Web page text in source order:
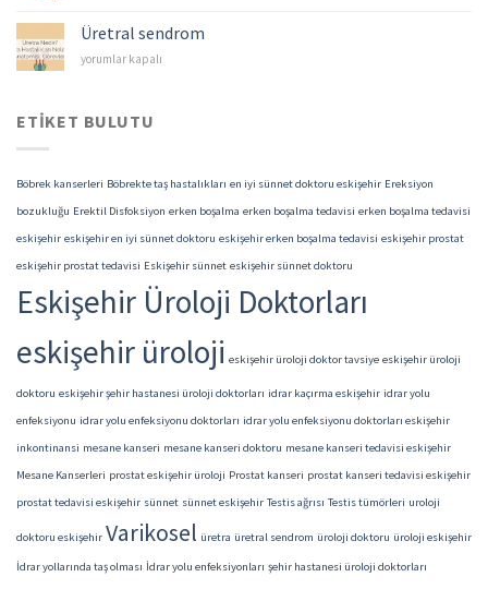
hastanesi
üroloji
doktorları
Üretral sendrom
Üretral
yorumlar kapalı
ETIKET BULUTU
Böbrek kanserleri Böbrekte taş hastalıkları en iyi sünnet doktoru eskişehir Ereksiyon
bozukluğu Erektil Disfoksiyon erken boşalma erken boşalma tedavisi erken boşalma tedavisi
eskişehir eskişehir en iyi sünnet doktoru eskişehir erken boşalma tedavisi eskişehir prostat
eskişehir prostat tedavisi Eskişehir sünnet eskişehir sünnet doktoru
Eskişehir Üroloji Doktorları
eskişehir üroloji eskişehir üroloji doktor tavsiye eskişehir üroloji
doktoru eskişehir şehir hastanesi üroloji doktorları idrar kaçırma eskişehir idrar yolu
enfeksiyonu idrar yolu enfeksiyonu doktorları idrar yolu enfeksiyonu doktorları eskişehir
inkontinansi mesane kanseri mesane kanseri doktoru mesane kanseri tedavisi eskişehir
Mesane Kanserleri prostat eskişehir üroloji Prostat kanseri prostat kanseri tedavisi eskişehir
prostat tedavisi eskişehir sünnet sünnet eskişehir Testis ağrısı Testis tümörleri uroloji
doktoru eskişehir Varikosel üretra üretral sendrom üroloji doktoru üroloji eskişehir
İdrar yollarında taş olması İdrar yolu enfeksiyonları şehir hastanesi üroloji doktorları